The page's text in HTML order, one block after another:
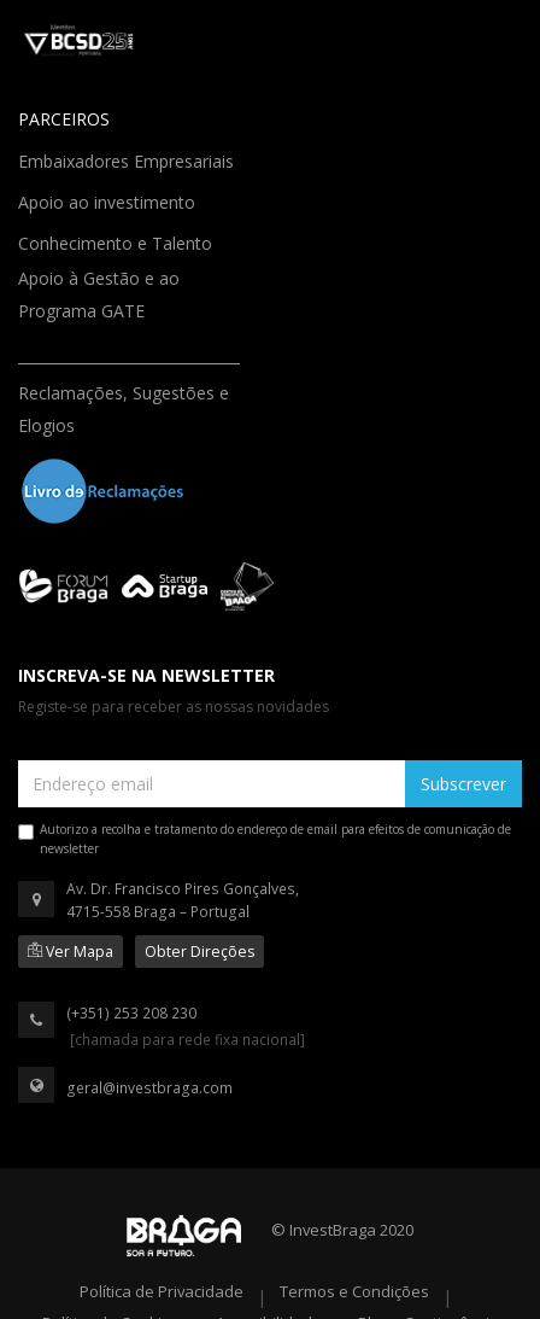
PARCEIROS
Embaixadores Empresariais
Apoio ao investimento
Conhecimento e Talento
Apoio à Gestão e ao
Programa GATE
Reclamações, Sugestões e
Elogios
INSCREVA-SE NA NEWSLETTER
Registe-se para receber as nossas novidades
Subscrever
Autorizo a recolha e tratamento do endereço de email para efeitos de comunicação de
newsletter
Av. Dr. Francisco Pires Gonçalves,
4715-558 Braga – Portugal
Ver Mapa
Obter Direções
(+351) 253 208 230
[chamada para rede fixa nacional]
geral@investbraga.com
© InvestBraga 2020
Política de Privacidade | Termos e Condições |